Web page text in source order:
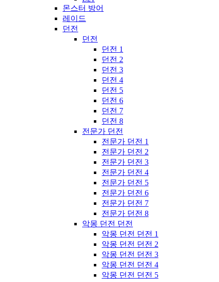
몬스터 방어
레이드
던전
던전
던전 1
던전 2
던전 3
던전 4
던전 5
던전 6
던전 7
던전 8
전문가 던전
전문가 던전 1
전문가 던전 2
전문가 던전 3
전문가 던전 4
전문가 던전 5
전문가 던전 6
전문가 던전 7
전문가 던전 8
악몽 던전 던전
악몽 던전 던전 1
악몽 던전 던전 2
악몽 던전 던전 3
악몽 던전 던전 4
악몽 던전 던전 5